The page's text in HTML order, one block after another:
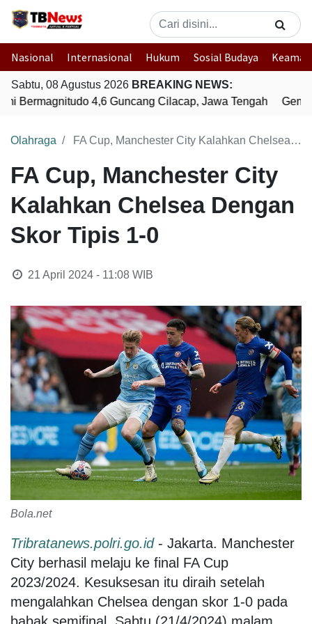
Nasional Internasional Hukum Sosial Budaya
Sabtu, 08 Agustus 2026 BREAKING NEWS:
Bermagnitudo 4,6 Guncang Cilacap, Jawa Tengah
Olahraga FA Cup, Manchester City Kalahkan Chelsea Dengan Skor Tipis 1-0
FA Cup, Manchester City
Kalahkan Chelsea Dengan
Skor Tipis 1-0
21 April 2024 - 11:08WIB
Bola.net
Tribratanews.polri.go.id- Jakarta. Manchester
City berhasil melaju ke final FA Cup
2023/2024. Kesuksesan itu diraih setelah
mengalahkan Chelsea dengan skor 1-0 pada